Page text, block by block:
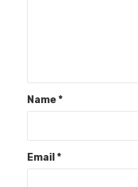
Name*
Email *